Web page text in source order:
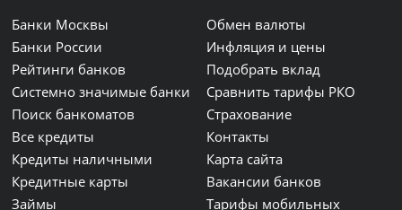
Банки Москвы
Банки России
Рейтинги банков
Системно значимые банки
Поиск банкоматов
Все кредиты
Кредиты наличными
Кредитные карты
Займы
Обмен валюты
Инфляция и цены
Подобрать вклад
Сравнить тарифы РКО
Страхование
Контакты
Карта сайта
Вакансии банков
Тарифы мобильных